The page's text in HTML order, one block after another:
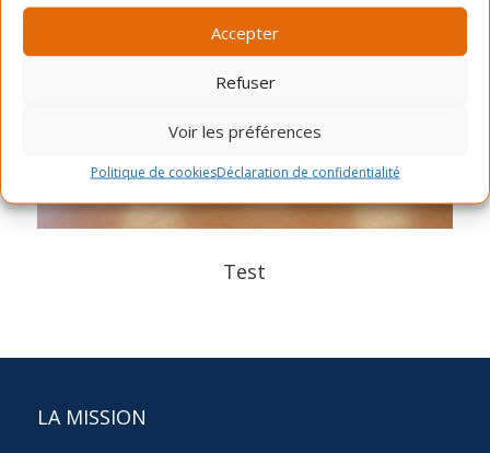
Accepter
Refuser
Voir les préférences
Politique de cookiesDéclaration de confidentialité
Test
LA MISSION